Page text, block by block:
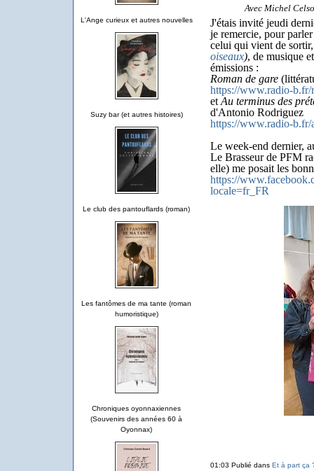
L'Ange curieux et autres nouvelles
Suzy bar (et autres histoires)
Le club des pantouflards (roman)
Les fantômes de ma tante (roman
humoristique)
Chroniques oyonnaxiennes
(Souvenirs des années 60 à
Oyonnax)
Avec Michel
J'étais invité jeudi
je remercie, pour
celui qui vient de
oiseaux), de musique
émissions :
Roman de gare
https://www.radio-b.fr/
et Au terminus des
d'Antonio Rodriguez
https://www.radio-b.fr/
Le week-end dernier,
Le Brasseur de PFM
elle) me posait les
https://
locale=fr_FR
01:03 Publié dans Et à part ça